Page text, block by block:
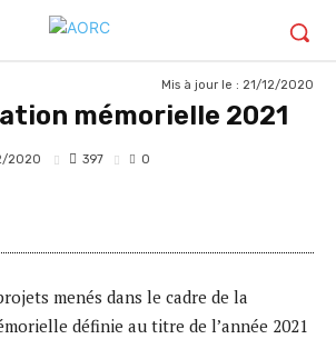
Mis à jour le : 21/12/2020
mémorielle 2021
2020 397 0
menés dans le cadre de la
définie au titre de l’année 2021